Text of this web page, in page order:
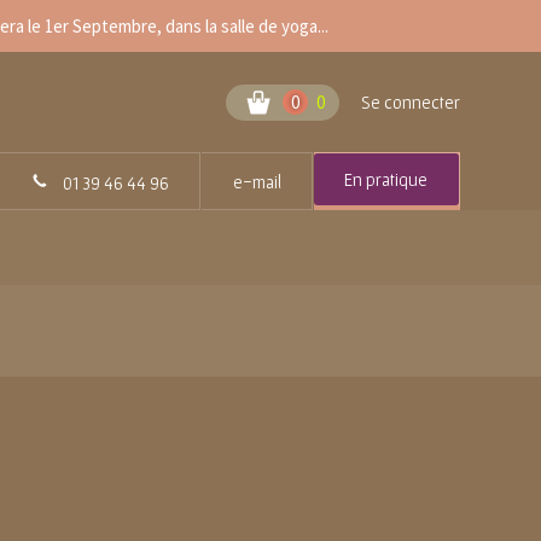
le 1er Septembre, dans la salle de yoga...
0 0 Se connecter
01 39 46 44 96 e-mail En pratique